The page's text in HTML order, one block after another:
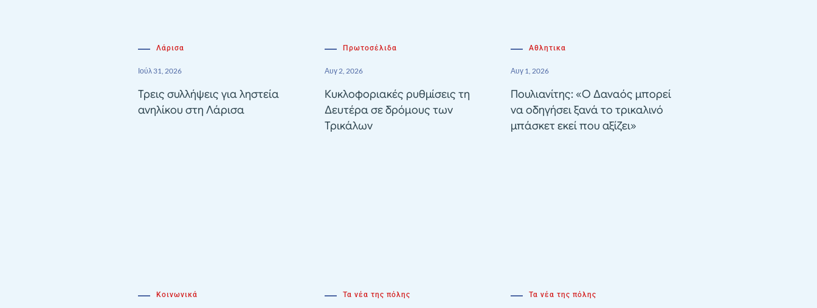
Λάρισα
Ιούλ 31, 2026
Τρεις συλλήψεις για ληστεία
ανηλίκου στη Λάρισα
Πρωτοσέλιδα
Αυγ 2, 2026
Κυκλοφοριακές ρυθμίσεις τη
Δευτέρα σε δρόμους των
Τρικάλων
Αθλητικα
Αυγ 1, 2026
Πουλιανίτης: «Ο Δαναός μπορεί
να οδηγήσει ξανά το τρικαλινό
μπάσκετ εκεί που αξίζει»
Κοινωνικά Τα νέα της πόλης Τα νέα της πόλης